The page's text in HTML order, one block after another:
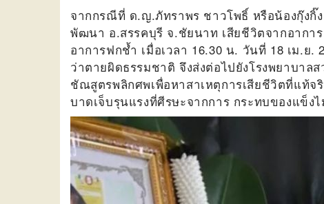
จากกรณีที่ ด.ญ.ภัทราพร ชาวโพธิ์ หรือน้องกุ๊ง
พัฒนา อ.สรรคบุรี จ.ชัยนาท เสียชีวิตจากอากา
อาการฟกช้ำ เมื่อเวลา 16.30 น. วันที่ 18 เม.
ว่าตายผิดธรรมชาติ จึงส่งต่อไปยังโรงพยาบาล
ชัณสูตรพลิกศพเพื่อหาสาเหตุการเสียชีวิตที่แท้จ
บาดเจ็บรุนแรงที่ศีรษะจากการ กระทบของแข็ง